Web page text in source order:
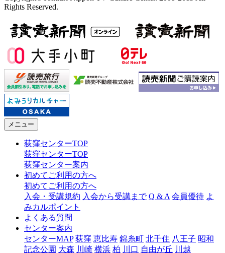
Rights Reserved.
メニュー
荻窪センターTOP
荻窪センターTOP
荻窪センター案内
初めてご利用の方へ
初めてご利用の方へ
入会・受講規約 入会から受講まで Q & A 会員優待 よ
みカルポイント
よくある質問
センター案内
センターMAP 荻窪 恵比寿 錦糸町 北千住 八王子 昭和
記念公園 大森 川崎 横浜 柏 川口 自由が丘 川越